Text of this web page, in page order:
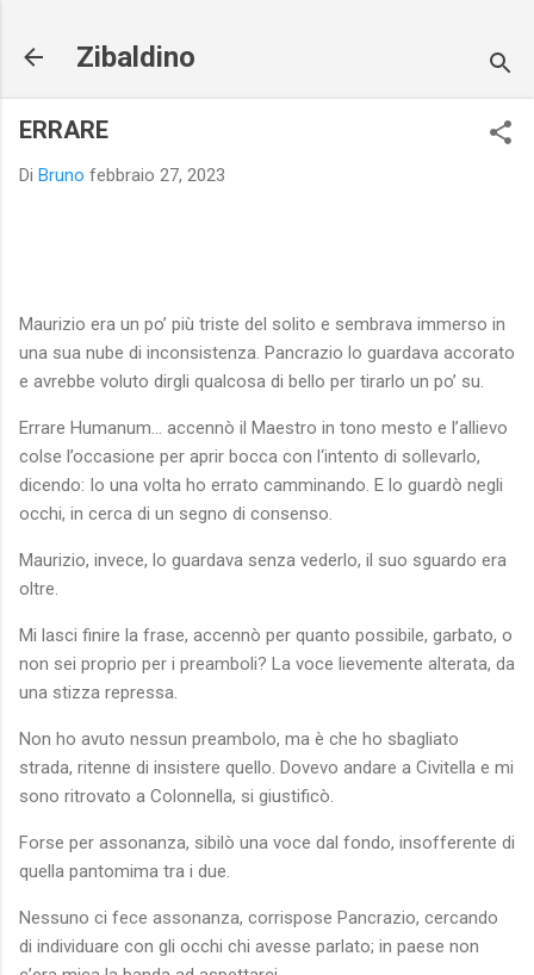
Zibaldino
ERRARE
Di Bruno febbraio 27, 2023
Maurizio era un po’ più triste del solito e sembrava immerso in
una sua nube di inconsistenza. Pancrazio lo guardava accorato
e avrebbe voluto dirgli qualcosa di bello per tirarlo un po’ su.
Errare Humanum… accennò il Maestro in tono mesto e l’allievo
colse l’occasione per aprir bocca con l‘intento di sollevarlo,
dicendo: Io una volta ho errato camminando. E lo guardò negli
occhi, in cerca di un segno di consenso.
Maurizio, invece, lo guardava senza vederlo, il suo sguardo era
oltre.
Mi lasci finire la frase, accennò per quanto possibile, garbato, o
non sei proprio per i preamboli? La voce lievemente alterata, da
una stizza repressa.
Non ho avuto nessun preambolo, ma è che ho sbagliato
strada, ritenne di insistere quello. Dovevo andare a Civitella e mi
sono ritrovato a Colonnella, si giustificò.
Forse per assonanza, sibilò una voce dal fondo, insofferente di
quella pantomima tra i due.
Nessuno ci fece assonanza, corrispose Pancrazio, cercando
di individuare con gli occhi chi avesse parlato; in paese non